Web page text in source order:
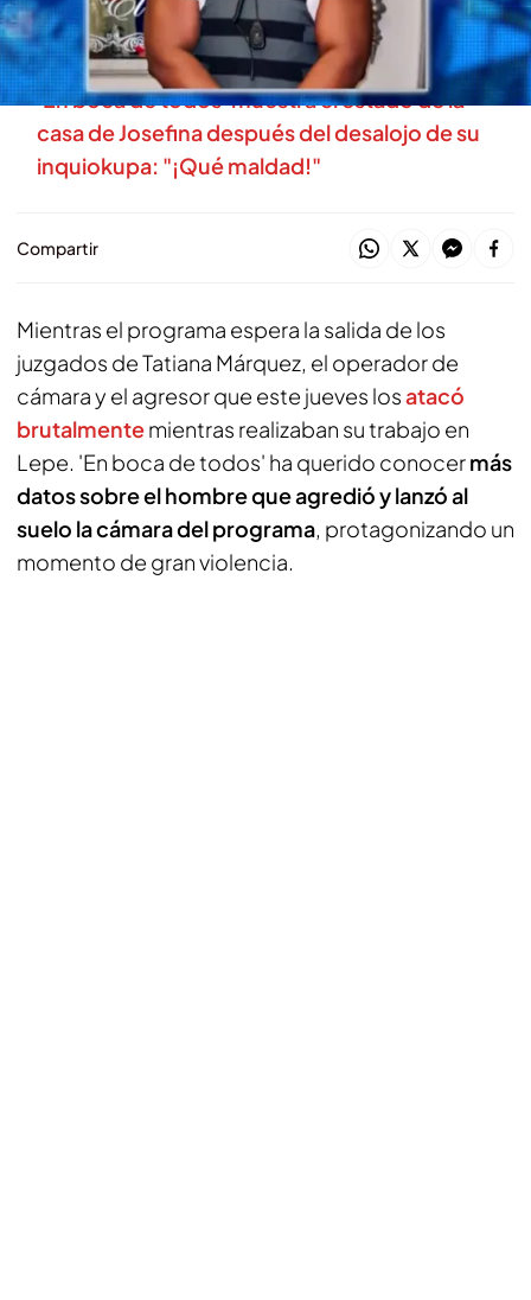
daños materiales y coacciones agravadas:
¿cómo es el agresor okupa de Lepe?
'En boca de todos' muestra el estado de la
casa de Josefina después del desalojo de su
inquiokupa: "¡Qué maldad!"
Compartir
Mientras el programa espera la salida de los
juzgados de Tatiana Márquez, el operador de
cámara y el agresor que este jueves losatacó
brutalmentemientras realizaban su trabajo en
Lepe. 'En boca de todos' ha querido conocermás
datos sobre el hombre que agredió y lanzó al
suelo la cámara del programa, protagonizando un
momento de gran violencia.